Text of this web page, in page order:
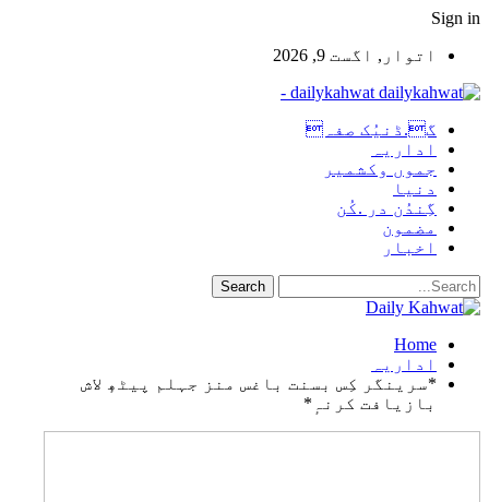
Sign in
اتوار, اگست 9, 2026
dailykahwat -
گ.ڈنیُک صفہ
اداریہ
جموں وکشمیر
دنیا
گِندُن در .کُن
مضمون
اخبار
Home
اداریہ
*سرینگر کِس بسنت باغس منز جہلم پیٹھٕ لاش
بازیافت کرنہٕ*